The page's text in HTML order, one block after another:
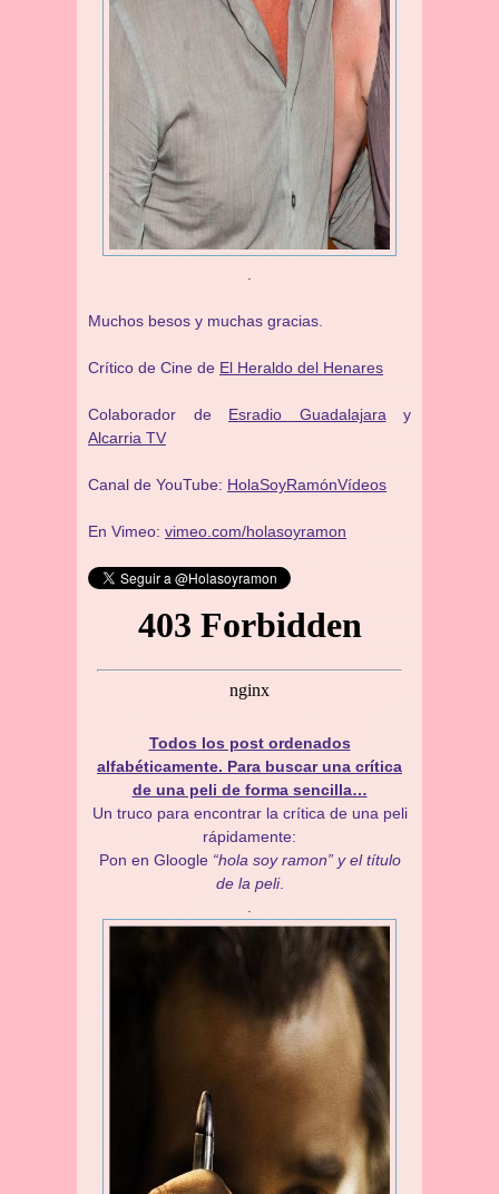
Muchos besos y muchas gracias.
Crítico de Cine de El Heraldo del Henares
Colaborador de Esradio Guadalajara y
Alcarria TV
Canal de YouTube: HolaSoyRamónVídeos
En Vimeo: vimeo.com/holasoyramon
Todos los post ordenados
alfabéticamente. Para buscar una crítica
de una peli de forma sencilla…
Un truco para encontrar la crítica de una peli
rápidamente:
Pon en Gloogle “hola soy ramon” y el título
de la peli.